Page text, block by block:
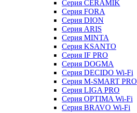
Серия CERAMIK
Серия FORA
Серия DION
Серия ARIS
Серия MINTA
Серия KSANTO
Серия IF PRO
Серия DOGMA
Серия DECIDO Wi-Fi
Серия M-SMART PRO
Серия LIGA PRO
Серия OPTIMA Wi-Fi
Серия BRAVO Wi-Fi